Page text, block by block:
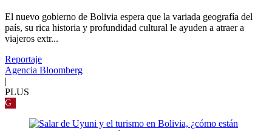
El nuevo gobierno de Bolivia espera que la variada geografía del
país, su rica historia y profundidad cultural le ayuden a atraer a
viajeros extr...
Reportaje
Agencia Bloomberg
|
PLUS
G